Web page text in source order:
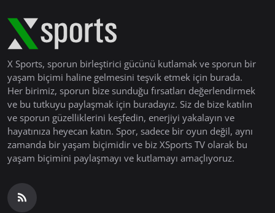
X Sports, sporun birleştirici gücünü kutlamak ve sporun bir
yaşam biçimi haline gelmesini teşvik etmek için burada.
Her birimiz, sporun bize sunduğu fırsatları değerlendirmek
ve bu tutkuyu paylaşmak için buradayız. Siz de bize katılın
ve sporun güzelliklerini keşfedin, enerjiyi yakalayın ve
hayatınıza heyecan katın. Spor, sadece bir oyun değil, aynı
zamanda bir yaşam biçimidir ve biz XSports TV olarak bu
yaşam biçimini paylaşmayı ve kutlamayı amaçlıyoruz.